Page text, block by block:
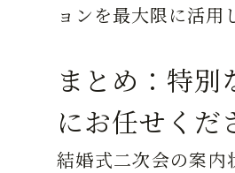
ョンを最大限に活用
まとめ：特
にお任せくだ
結婚式二次会の案